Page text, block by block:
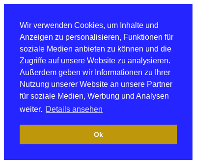
Wir verwenden Cookies, um Inhalte und
Anzeigen zu personalisieren, Funktionen für
soziale Medien anbieten zu können und die
Zugriffe auf unsere Website zu analysieren.
Außerdem geben wir Informationen zu Ihrer
Nutzung unserer Website an unsere Partner
für soziale Medien, Werbung und Analysen
weiter. Details ansehen
Ok